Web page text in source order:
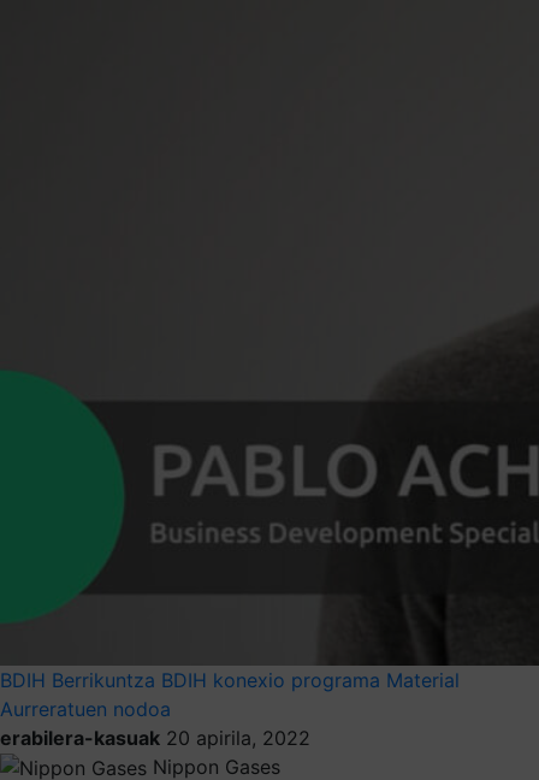
BDIH Berrikuntza BDIH konexio programa Material
Aurreratuen nodoa
erabilera-kasuak 20 apirila, 2022
Nippon Gases